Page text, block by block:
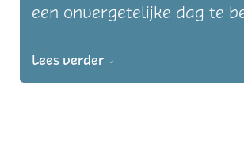
een onvergetelijke dag te
Lees verder